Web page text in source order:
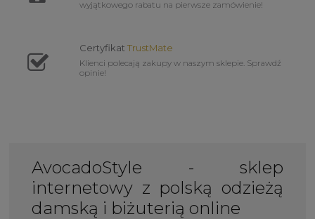
wyjątkowego rabatu na pierwsze zamówienie!
Certyfikat TrustMate
Klienci polecają zakupy w naszym sklepie. Sprawdź
opinie!
AvocadoStyle - sklep
internetowy z polską odzieżą
damską i biżuterią online